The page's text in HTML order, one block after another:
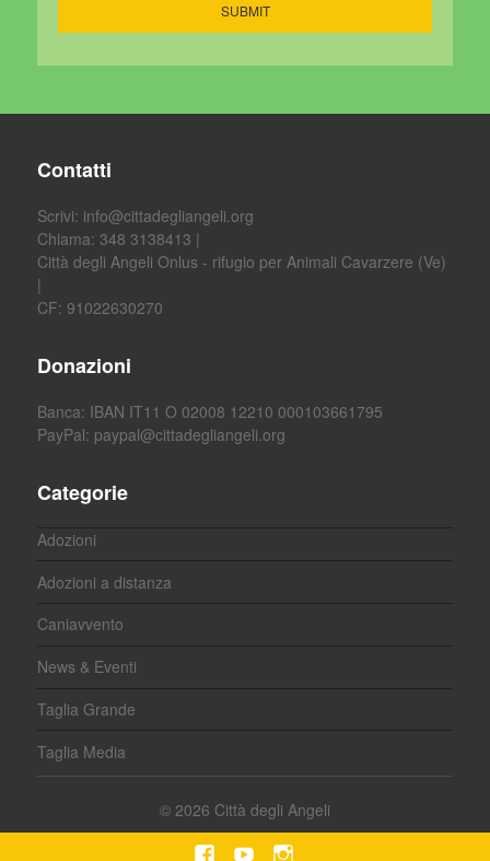
SUBMIT
Contatti
Scrivi: info@cittadegliangeli.org
Chiama: 348 3138413 |
Città degli Angeli Onlus - rifugio per Animali Cavarzere (Ve)
|
CF: 91022630270
Donazioni
Banca: IBAN IT11 O 02008 12210 000103661795
PayPal: paypal@cittadegliangeli.org
Categorie
Adozioni
Adozioni a distanza
Caniavvento
News & Eventi
Taglia Grande
Taglia Media
© 2026 Città degli Angeli
facebook
youtubeInstagram